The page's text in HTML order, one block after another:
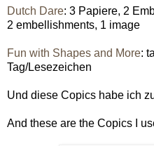
Dutch Dare: 3 Papiere, 2
2 embellishments, 1 image
Fun with Shapes and More:
Tag/Lesezeichen
Und diese Copics habe ich
And these are the Copics I